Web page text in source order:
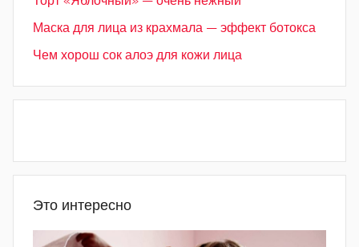
Маска для лица из крахмала — эффект ботокса
Чем хорош сок алоэ для кожи лица
Это интересно